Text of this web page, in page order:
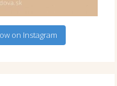
on Instagram